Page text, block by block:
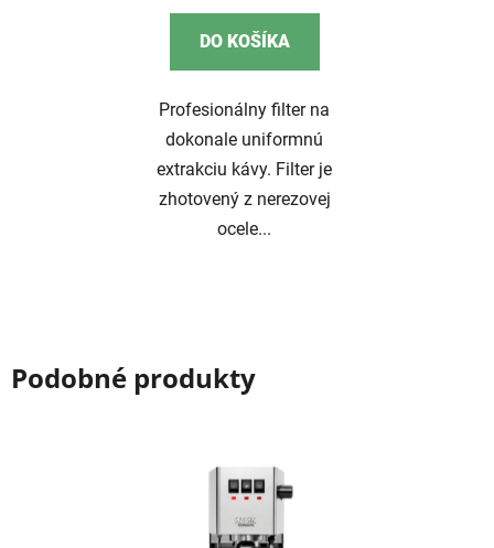
DO KOŠÍKA
Profesionálny filter na
dokonale uniformnú
extrakciu kávy. Filter je
zhotovený z nerezovej
ocele...
Podobné produkty